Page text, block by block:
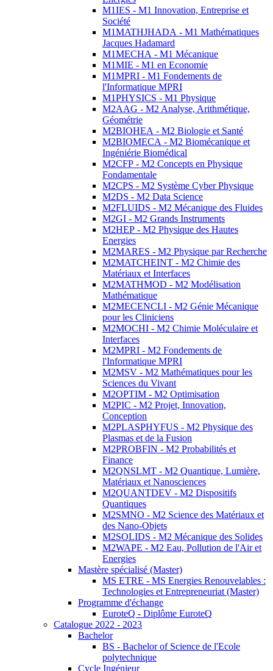
M1IES - M1 Innovation, Entreprise et
Société
M1MATHJHADA - M1 Mathématiques
Jacques Hadamard
M1MECHA - M1 Mécanique
M1MIE - M1 en Economie
M1MPRI - M1 Fondements de
l'Informatique MPRI
M1PHYSICS - M1 Physique
M2AAG - M2 Analyse, Arithmétique,
Géométrie
M2BIOHEA - M2 Biologie et Santé
M2BIOMECA - M2 Biomécanique et
Ingéniérie Biomédical
M2CFP - M2 Concepts en Physique
Fondamentale
M2CPS - M2 Système Cyber Physique
M2DS - M2 Data Science
M2FLUIDS - M2 Mécanique des Fluides
M2GI - M2 Grands Instruments
M2HEP - M2 Physique des Hautes
Energies
M2MARES - M2 Physique par Recherche
M2MATCHEINT - M2 Chimie des
Matériaux et Interfaces
M2MATHMOD - M2 Modélisation
Mathématique
M2MECENCLI - M2 Génie Mécanique
pour les Cliniciens
M2MOCHI - M2 Chimie Moléculaire et
Interfaces
M2MPRI - M2 Fondements de
l'Informatique MPRI
M2MSV - M2 Mathématiques pour les
Sciences du Vivant
M2OPTIM - M2 Optimisation
M2PIC - M2 Projet, Innovation,
Conception
M2PLASPHYFUS - M2 Physique des
Plasmas et de la Fusion
M2PROBFIN - M2 Probabilités et
Finance
M2QNSLMT - M2 Quantique, Lumière,
Matériaux et Nanosciences
M2QUANTDEV - M2 Dispositifs
Quantiques
M2SMNO - M2 Science des Matériaux et
des Nano-Objets
M2SOLIDS - M2 Mécanique des Solides
M2WAPE - M2 Eau, Pollution de l'Air et
Energies
Mastère spécialisé (Master)
MS ETRE - MS Energies Renouvelables :
Technologies et Entrepreneuriat (Master)
Programme d'échange
EuroteQ - Diplôme EuroteQ
Catalogue 2022 - 2023
Bachelor
BS - Bachelor of Science de l'Ecole
polytechnique
Cycle Ingénieur